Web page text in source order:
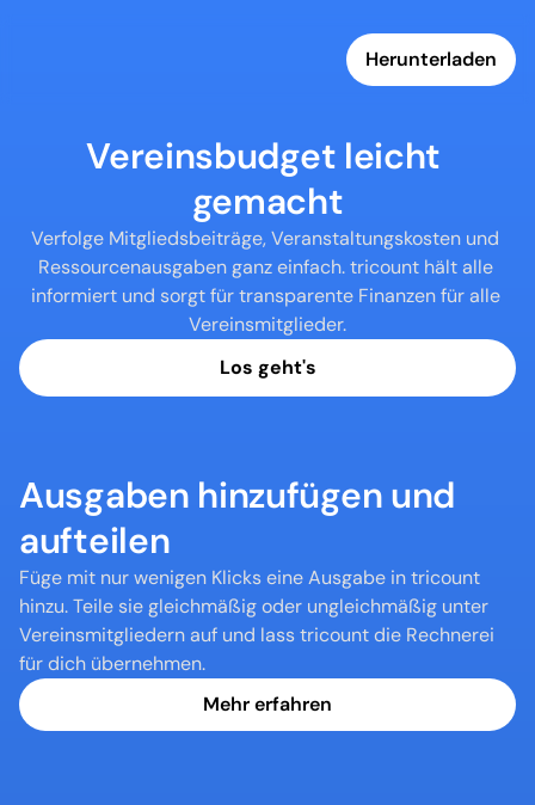
Herunterladen
Vereinsbudget leicht
gemacht
Verfolge Mitgliedsbeiträge, Veranstaltungskosten und
Ressourcenausgaben ganz einfach. tricount hält alle
informiert und sorgt für transparente Finanzen für alle
Vereinsmitglieder.
Los geht's
Ausgaben hinzufügen und
aufteilen
Füge mit nur wenigen Klicks eine Ausgabe in tricount
hinzu. Teile sie gleichmäßig oder ungleichmäßig unter
Vereinsmitgliedern auf und lass tricount die Rechnerei
für dich übernehmen.
Mehr erfahren